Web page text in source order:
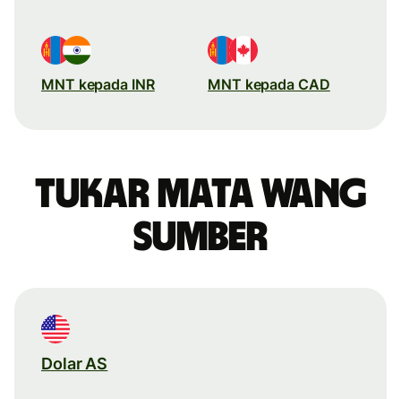
MNT kepada INR MNT kepada CAD
Tukar mata wang
sumber
Dolar AS